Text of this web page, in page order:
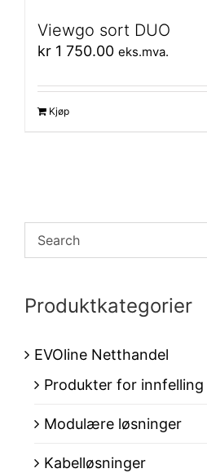
Viewgo sort DUO
kr 1 750.00 eks.mva.
Kjøp
Produktkategorier
EVOline Netthandel
Produkter for innfelling
Modulære løsninger
Kabelløsninger